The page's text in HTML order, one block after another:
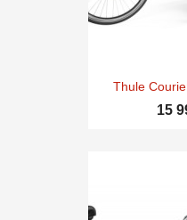
Thule
15